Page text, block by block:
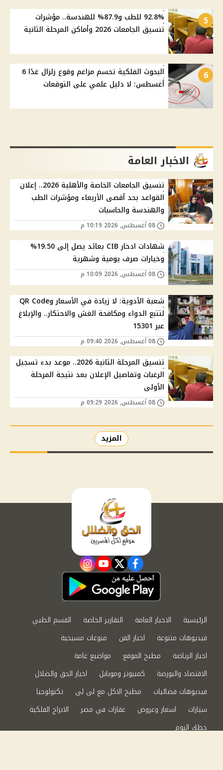
5
92.8% للطب و87.9% للهندسة.. مؤشرات
تنسيق الجامعات 2026 وأماكن المرحلة الثانية
6
البحوث الفلكية تحسم مزاعم وقوع زلزال غدًا 6
أغسطس: لا دليل علمي على التوقعات
الاخبار العامة
تنسيق الجامعات الخاصة والأهلية 2026.. إعلان
القواعد بحد أقصى الأربعاء ومؤشرات الطب
والهندسة والحاسبات
شهادات ادخار CIB بعائد يصل إلى 19.50%
وخيارات صرف يومية وشهرية
شعبة الأدوية: لا زيادة في الأسعار وQR Code
لتتبع الدواء ومكافحة الغش والاحتكار.. والإبلاغ
عبر 15301
تنسيق المرحلة الثانية 2026.. موعد بدء تسجيل
الرغبات وتفاصيل الإعلان بعد نتيجة المرحلة
الأولى
المزيد
facebook
twitter
youtube
instagram
الرئيسية الاخبار العامة التقارير الخاصة
القسم الطبي
فيديوهات متنوعة
اخبار الفن
منوعات مسيحية
اخبار الرياضة
مطبخ الموقع
مواضيع عامة
الاقتصاد والبورصة
كمبيوتر وموبايل
اخبار الحق والضلال
فيديوهات فضائيات
مطبخ الاكل مع لى لى
تكنولوجيا
سيارات
اسعار وعروض عقارات في مصر
الابراج الفلكية
حظك اليوم